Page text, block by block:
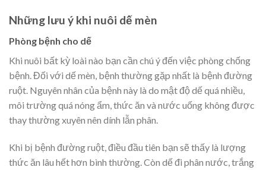
Những lưu ý khi nuôi dế mèn
Phòng bệnh cho dế
Khi nuôi bất kỳ loài nào bạn cần chú ý đến việc phòng chống
bệnh. Đối với dế mèn, bệnh thường gặp nhất là bệnh đường
ruột. Nguyên nhân của bệnh này là do mật độ dế quá nhiều,
môi trường quá nóng ẩm, thức ăn và nước uống không được
thay thường xuyên nên dính lẫn phân.
Khi bị bệnh đường ruột, điều đầu tiên bạn sẽ thấy là lượng
thức ăn lâu hết hơn bình thường. Còn dế đi phân nước, trắng